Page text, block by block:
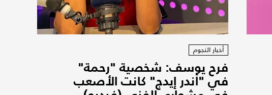
أخبار النجوم
فرح يوسف: شخصية "رحمة"
في "أندر إيدج" كانت الأصعب